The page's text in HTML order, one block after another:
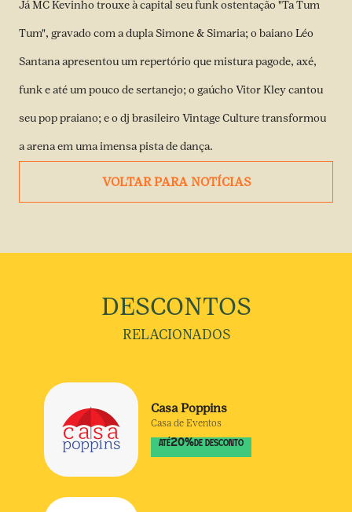
Já MC Kevinho trouxe à capital seu funk ostentação "Ta Tum
Tum", gravado com a dupla Simone & Simaria; o baiano Léo
Santana apresentou um repertório que mistura pagode, axé,
funk e até um pouco de sertanejo; o gaúcho Vitor Kley cantou
seu pop praiano; e o dj brasileiro Vintage Culture transformou
a arena em uma imensa pista de dança.
VOLTAR PARA NOTÍCIAS
DESCONTOS
RELACIONADOS
Casa Poppins
Casa de Eventos
ATÉ20% DE DESCONTO